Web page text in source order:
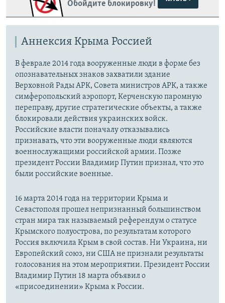
Обойдите блокировку!
Аннексия Крыма Россией
В феврале 2014 года вооруженные люди в форме без
опознавательных знаков захватили здание
Верховной Рады АРК, Совета министров АРК, а также
симферопольский аэропорт, Керченскую паромную
переправу, другие стратегические объекты, а также
блокировали действия украинских войск.
Российские власти поначалу отказывались
признавать, что эти вооруженные люди являются
военнослужащими российской армии. Позже
президент России Владимир Путин признал, что это
были российские военные.
16 марта 2014 года на территории Крыма и
Севастополя прошел непризнанный большинством
стран мира так называемый референдум о статусе
Крымского полуострова, по результатам которого
Россия включила Крым в свой состав. Ни Украина, ни
Европейский союз, ни США не признали результаты
голосования на этом мероприятии. Президент России
Владимир Путин 18 марта объявил о
«присоединении» Крыма к России.